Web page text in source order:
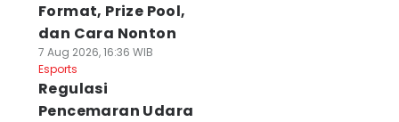
Format, Prize Pool,
dan Cara Nonton
7 Aug 2026, 16:36 WIB
Esports
Regulasi
Pencemaran Udara